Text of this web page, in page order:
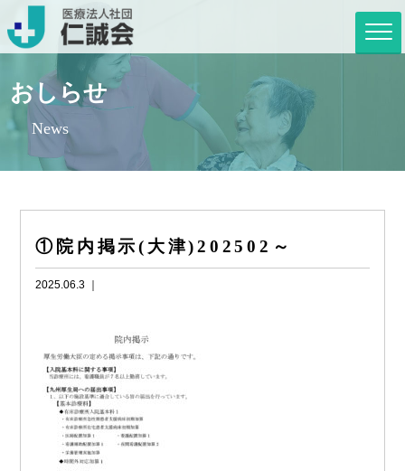
おしらせ
News
①院内掲示(大津)202502～
2025.06.3 ｜